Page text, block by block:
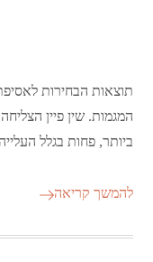
תוצאות הבחירות
המגמות. שין פיין
ביותר, פחות בגלל
להמשך קריאה